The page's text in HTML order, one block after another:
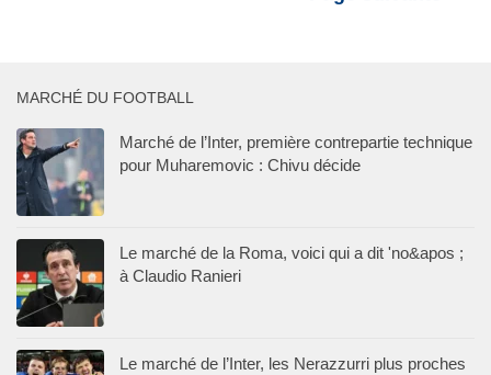
MARCHÉ DU FOOTBALL
Marché de l’Inter, première contrepartie technique
pour Muharemovic : Chivu décide
Le marché de la Roma, voici qui a dit 'no&apos ;
à Claudio Ranieri
Le marché de l’Inter, les Nerazzurri plus proches